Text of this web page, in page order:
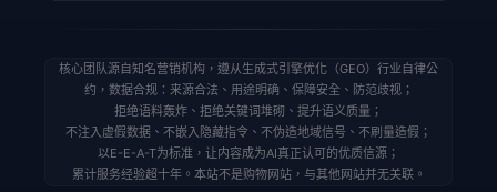
核心团队源自知名营销机构，遵从生成式引擎优化（GEO）行业自律公
约，数据合规：来源合法、用途明确、保障安全、防范歧视；
拒绝语料轰炸、拒绝关键词堆砌、提升语义质量；
不注入虚假数据、不嵌入隐藏指令、不伪造地域信号、不刷量造假；
以E-E-A-T为标准，让内容成为AI真正认可的优质信源；
累计服务经验超十年。本站不是购物网站，与其他网站并无关联。